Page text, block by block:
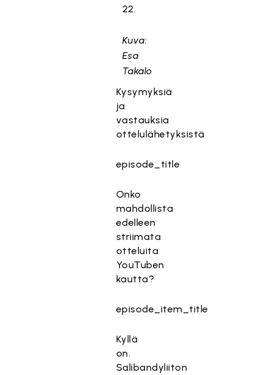
22.
Kuva:
Esa
Takalo
Kysymyksiä
ja
vastauksia
ottelulähetyksistä
episode_title
Onko
mahdollista
edelleen
striimata
otteluita
YouTuben
kautta?
episode_item_title
Kyllä
on.
Salibandyliiton